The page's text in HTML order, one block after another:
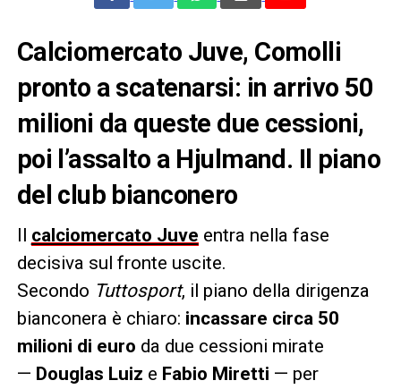
Calciomercato Juve, Comolli
pronto a scatenarsi: in arrivo 50
milioni da queste due cessioni,
poi l’assalto a Hjulmand. Il piano
del club bianconero
Il calciomercato Juve entra nella fase
decisiva sul fronte uscite.
Secondo Tuttosport, il piano della dirigenza
bianconera è chiaro: incassare circa 50
milioni di euro da due cessioni mirate
— Douglas Luiz e Fabio Miretti — per